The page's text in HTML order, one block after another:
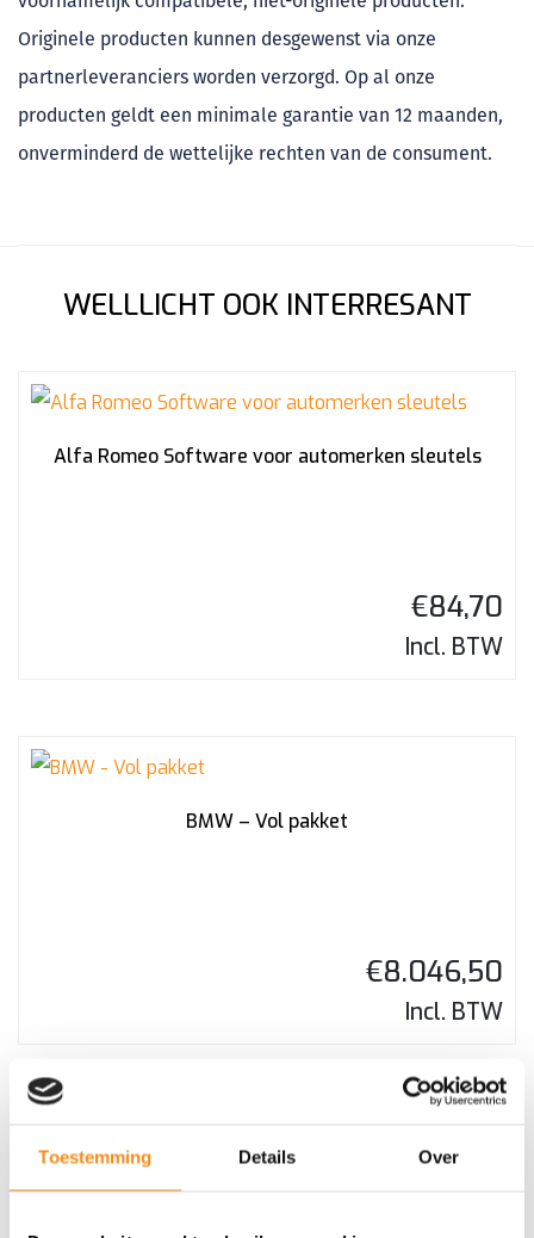
Toestemming Details Over
Originele producten kunnen desgewenst via onze
partnerleveranciers worden verzorgd. Op al onze
producten geldt een minimale garantie van 12 maanden,
onverminderd de wettelijke rechten van de consument.
WELLLICHT OOK INTERRESANT
Alfa Romeo Software voor automerken sleutels
€84,70
Incl. BTW
BMW – Vol pakket
€8.046,50
Incl. BTW
CB303 – AVDI kabel voor connectie met Benelli Bikes